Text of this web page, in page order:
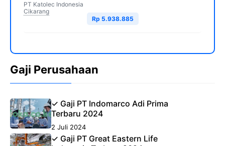
PT Katolec Indonesia
Cikarang
Rp 5.938.885
Gaji Perusahaan
✓ Gaji PT Indomarco Adi Prima
Terbaru 2024
2 Juli 2024
✓ Gaji PT Great Eastern Life